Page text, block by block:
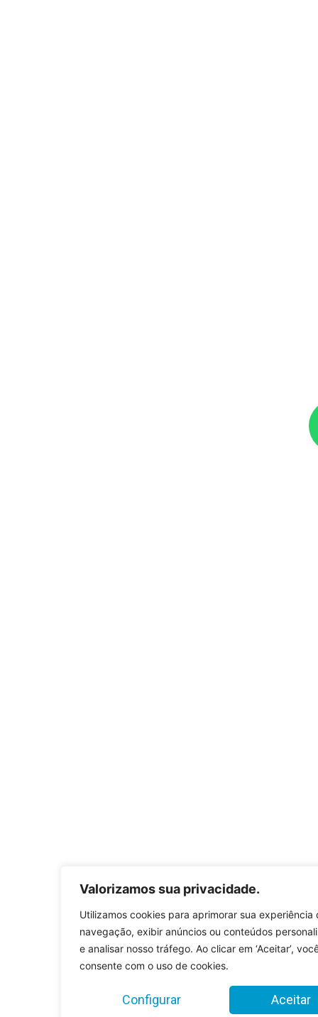
Valorizamos sua privacidade.
Utilizamos cookies para aprimorar sua experiência
navegação, exibir anúncios ou conteúdos
e analisar nosso tráfego. Ao clicar em ‘Aceitar’,
consente com o uso de cookies.
Configurar Aceitar